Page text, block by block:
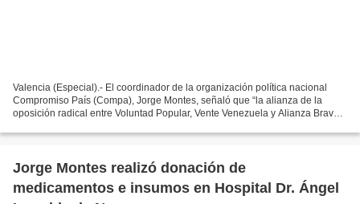
Valencia (Especial).- El coordinador de la organización política nacional
Compromiso País (Compa), Jorge Montes, señaló que “la alianza de la
oposición radical entre Voluntad Popular, Vente Venezuela y Alianza Bravo
Jorge Montes realizó donación de
medicamentos e insumos en Hospital Dr. Ángel